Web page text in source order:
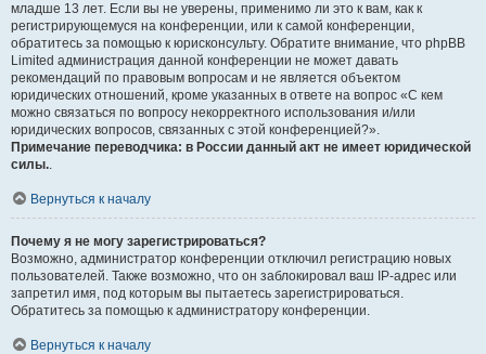
младше 13 лет. Если вы не уверены, применимо ли это к вам, как к
регистрирующемуся на конференции, или к самой конференции,
обратитесь за помощью к юрисконсульту. Обратите внимание, что phpBB
Limited администрация данной конференции не может давать
рекомендаций по правовым вопросам и не является объектом
юридических отношений, кроме указанных в ответе на вопрос «С кем
можно связаться по вопросу некорректного использования и/или
юридических вопросов, связанных с этой конференцией?».
Примечание переводчика: в России данный акт не имеет юридической
силы..
Вернуться к началу
Почему я не могу зарегистрироваться?
Возможно, администратор конференции отключил регистрацию новых
пользователей. Также возможно, что он заблокировал ваш IP-адрес или
запретил имя, под которым вы пытаетесь зарегистрироваться.
Обратитесь за помощью к администратору конференции.
Вернуться к началу